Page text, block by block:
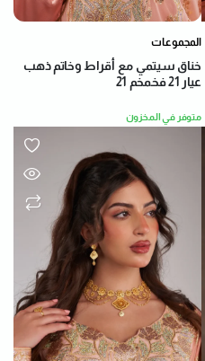
المجموعات
خناق سيتمي مع أقراط وخاتم ذهب
عيار 21 فخمخم 21
متوفر في المخزون